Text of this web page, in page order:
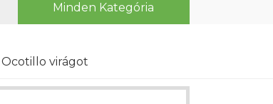
Minden Kategória
virágot